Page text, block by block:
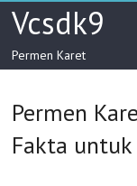
SkipVcsdk9
Permen Karet
Permen
Fakta untuk